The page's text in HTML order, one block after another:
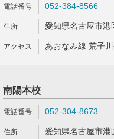
052-384-8566
愛知県名古屋市港
あおなみ線 荒子
南陽本校
052-304-8673
愛知県名古屋市